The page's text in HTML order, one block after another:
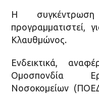
Η
προγραμματιστεί,
Κλαυθμώνος.
Ενδεικτικά,
Ομοσπονδία
Νοσοκομείων